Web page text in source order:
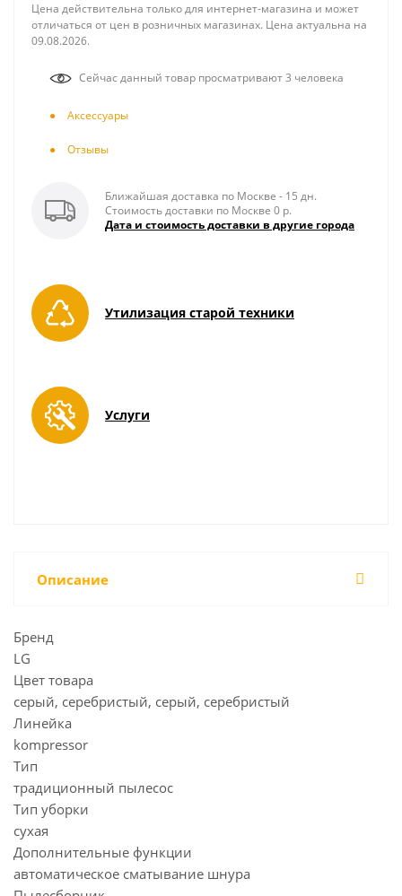
Цена действительна только для интернет-магазина и может
отличаться от цен в розничных магазинах. Цена актуальна на
09.08.2026.
Сейчас данный товар просматривают 3 человека
Аксесcуары
Отзывы
Ближайшая доставка по Москве - 15 дн.
Стоимость доставки по Москве 0 р.
Дата и стоимость доставки в другие города
Утилизация старой техники
Услуги
Описание
Бренд
LG
Цвет товара
серый, серебристый, серый, серебристый
Линейка
kompressor
Тип
традиционный пылесос
Тип уборки
сухая
Дополнительные функции
автоматическое сматывание шнура